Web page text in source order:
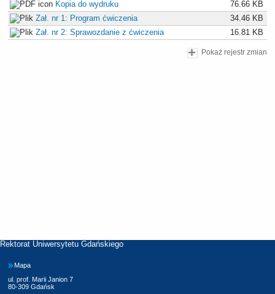
Kopia do wydruku
76.66 KB
Zał. nr 1: Program ćwiczenia
34.46 KB
Zał. nr 2: Sprawozdanie z ćwiczenia
16.81 KB
Pokaż rejestr zmian
Rektorat Uniwersytetu Gdańskiego
Mapa
ul. prof. Marii Janion 7
80-309 Gdańsk